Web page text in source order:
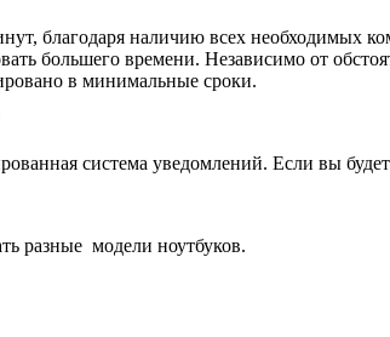
благодаря наличию всех необходимых
большего времени. Независимо от
в минимальные сроки.
система уведомлений. Если вы
разные модели ноутбуков.